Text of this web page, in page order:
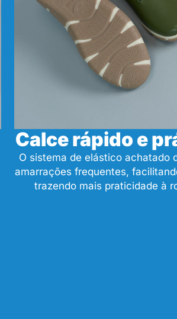
Calce rápido e
O sistema de elástico achatado
amarrações frequentes,
trazendo mais praticidade à